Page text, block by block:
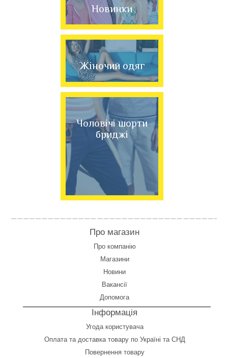
Новинки
Жіночий одяг
Чоловічі шорти
бриджі
Про магазин
Про компанію
Магазини
Новини
Вакансії
Допомога
Інформація
Угода користувача
Оплата та доставка товару по Україні та СНД
Повернення товару